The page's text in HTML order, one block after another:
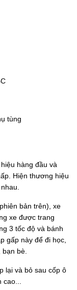
tùng
hàng đầu và
Hiện thương hiệu
bản trên), xe
xe được trang
3 tốc độ và bánh
gấp này để đi học,
bè.
lại và bỏ sau cốp ô